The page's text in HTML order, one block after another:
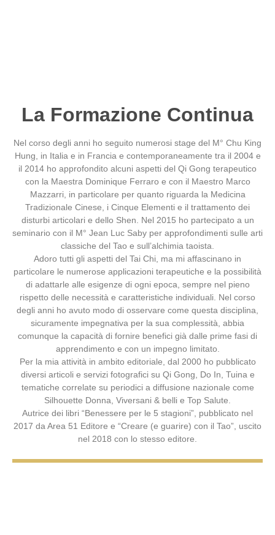
La Formazione Continua
Nel corso degli anni ho seguito numerosi stage del M° Chu King
Hung, in Italia e in Francia e contemporaneamente tra il 2004 e
il 2014 ho approfondito alcuni aspetti del Qi Gong terapeutico
con la Maestra Dominique Ferraro e con il Maestro Marco
Mazzarri, in particolare per quanto riguarda la Medicina
Tradizionale Cinese, i Cinque Elementi e il trattamento dei
disturbi articolari e dello Shen. Nel 2015 ho partecipato a un
seminario con il M° Jean Luc Saby per approfondimenti sulle arti
classiche del Tao e sull’alchimia taoista.
Adoro tutti gli aspetti del Tai Chi, ma mi affascinano in
particolare le numerose applicazioni terapeutiche e la possibilità
di adattarle alle esigenze di ogni epoca, sempre nel pieno
rispetto delle necessità e caratteristiche individuali. Nel corso
degli anni ho avuto modo di osservare come questa disciplina,
sicuramente impegnativa per la sua complessità, abbia
comunque la capacità di fornire benefici già dalle prime fasi di
apprendimento e con un impegno limitato.
Per la mia attività in ambito editoriale, dal 2000 ho pubblicato
diversi articoli e servizi fotografici su Qi Gong, Do In, Tuina e
tematiche correlate su periodici a diffusione nazionale come
Silhouette Donna, Viversani & belli e Top Salute.
Autrice dei libri “Benessere per le 5 stagioni”, pubblicato nel
2017 da Area 51 Editore e “Creare (e guarire) con il Tao”, uscito
nel 2018 con lo stesso editore.